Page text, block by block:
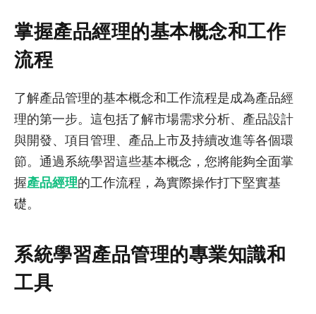
掌握產品經理的基本概念和工作
流程
了解產品管理的基本概念和工作流程是成為產品經
理的第一步。這包括了解市場需求分析、產品設計
與開發、項目管理、產品上市及持續改進等各個環
節。通過系統學習這些基本概念，您將能夠全面掌
握產品經理的工作流程，為實際操作打下堅實基
礎。
系統學習產品管理的專業知識和
工具